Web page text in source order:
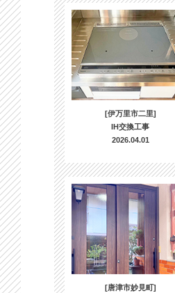
[伊万里市二里]
IH交換工事
2026.04.01
[唐津市妙見町]